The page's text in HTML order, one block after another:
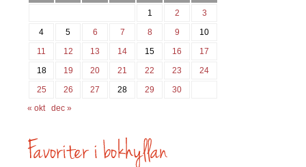
1
2
3
4
5 6 7 8 9
10
11
12 13 14 15 16
17
18
19 20 21 22 23
24
25
26 27 28 29
30
« okt
dec »